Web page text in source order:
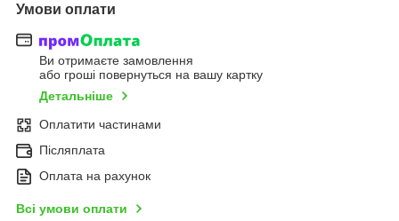
Умови оплати
Ви отримаєте замовлення
або гроші повернуться на вашу картку
Детальніше
Оплатити частинами
Післяплата
Оплата на рахунок
Всі умови оплати